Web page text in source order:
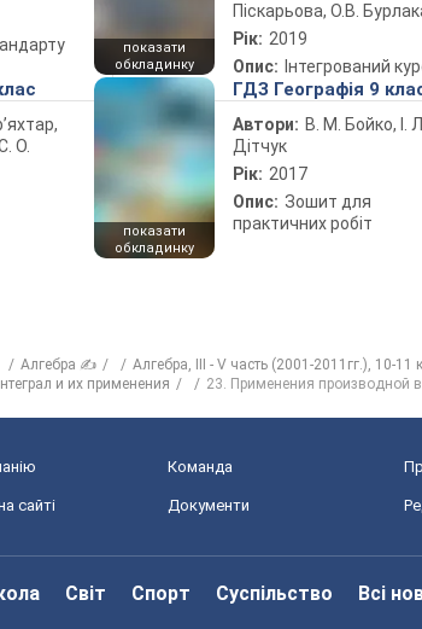
показати
обкладинку
Піскарьова, О.В.
Рік: 2019
Опис: Інтегрований
О.
показати
обкладинку
ГДЗ Географія 9
Автори: В. М. Бойко, І. Л.
Дітчук
Рік: 2017
Опис: Зошит для
практичних робіт
Алгебра ✍ Алгебра, III - V часть (2001-2011гг.), 10-11
и их применения
23. Применения производной
Команда
сайті Документи
Світ Спорт Суспільство Всі